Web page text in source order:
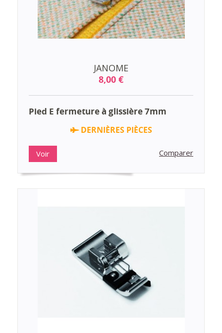
JANOME
8,00 €
Pied E fermeture à glissière 7mm
DERNIÈRES PIÈCES
Voir Comparer